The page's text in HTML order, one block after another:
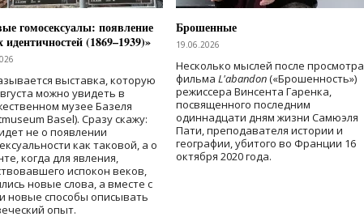
гомосексуалы: появление
(1869–1939)»
выставка, которую
можно увидеть в
музее Базеля
Basel). Сразу скажу:
не о появлении
как таковой, а о
когда для явления,
испокон веков,
новые слова, а вместе с
новые способы описывать
опыт.
Брошенные
19.06.2026
Несколько мыслей после просмотра
фильма L'abandon(«Брошенность»)
режиссера Винсента Гаренка,
посвященного последним
одиннадцати дням жизни Самюэля
Пати, преподавателя истории и
географии, убитого во Франции 16
октября 2020 года.